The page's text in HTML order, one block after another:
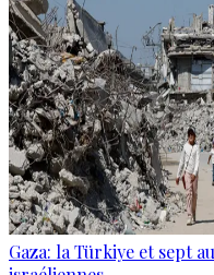
Gaza: la Türkiye et sept